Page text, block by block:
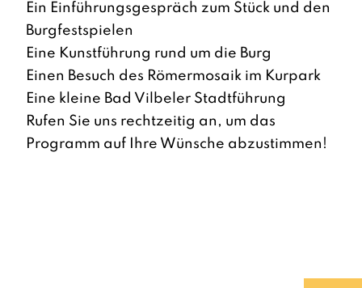
Ein Einführungsgespräch zum Stück und den
Burgfestspielen
Eine Kunstführung rund um die Burg
Einen Besuch des Römermosaik im Kurpark
Eine kleine Bad Vilbeler Stadtführung
Rufen Sie uns rechtzeitig an, um das
Programm auf Ihre Wünsche abzustimmen!